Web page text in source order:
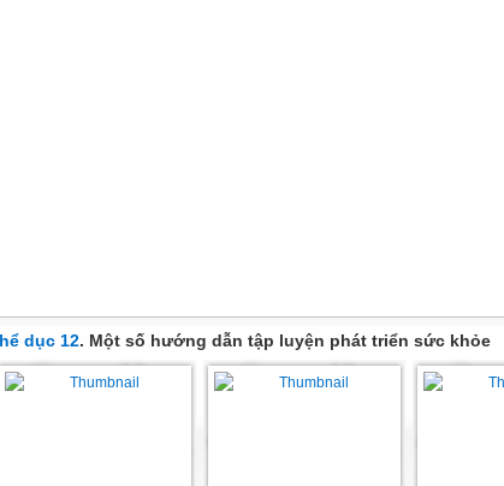
dục 12. Một số hướng dẫn tập luyện phát triển sức khỏe